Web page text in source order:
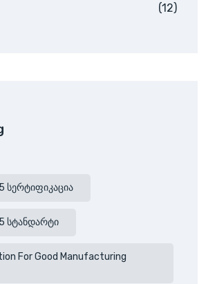
(12)
Სერტიფიკაცია
Სტანდარტი
For Good Manufacturing